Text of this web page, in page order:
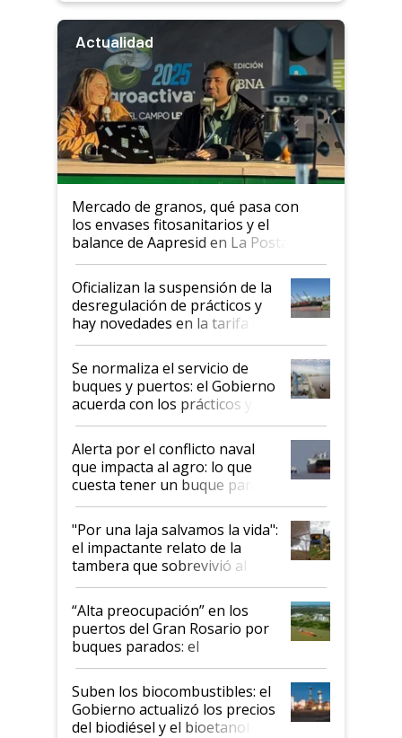
Actualidad
Mercado de granos, qué pasa con
los envases fitosanitarios y el
balance de Aapresid en La Posta
Oficializan la suspensión de la
desregulación de prácticos y
hay novedades en la tarifa de
la hidrovía
Se normaliza el servicio de
buques y puertos: el Gobierno
acuerda con los prácticos y
suspende el decreto de
desregulación
Alerta por el conflicto naval
que impacta al agro: lo que
cuesta tener un buque parado
y el peligro de que Argentina
pase a ser "país sucio"
"Por una laja salvamos la vida":
el impactante relato de la
tambera que sobrevivió al
tornado
“Alta preocupación” en los
puertos del Gran Rosario por
buques parados: el
funcionamiento de las
exportadoras en tensión tras
la medida de fuerza de los
prácticos
Suben los biocombustibles: el
Gobierno actualizó los precios
del biodiésel y el bioetanol